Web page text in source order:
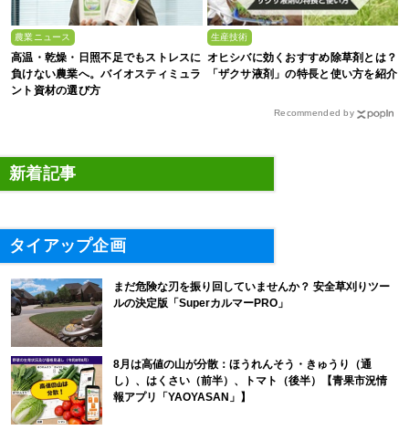
農業ニュース
高温・乾燥・日照不足でもストレスに
負けない農業へ。バイオスティミュラ
ント資材の選び方
生産技術
オヒシバに効くおすすめ除草剤とは？
「ザクサ液剤」の特長と使い方を紹介
Recommended by
新着記事
タイアップ企画
まだ危険な刃を振り回していませんか？ 安全草刈りツー
ルの決定版「SuperカルマーPRO」
8月は高値の山が分散：ほうれんそう・きゅうり（通
し）、はくさい（前半）、トマト（後半）【青果市況情
報アプリ「YAOYASAN」】